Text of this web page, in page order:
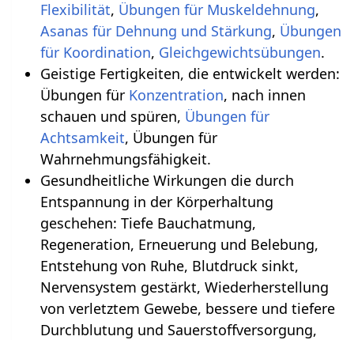
Flexibilität, Übungen für Muskeldehnung,
Asanas für Dehnung und Stärkung, Übungen
für Koordination,
.
Geistige Fertigkeiten, die entwickelt werden:
Übungen für Konzentration, nach innen
schauen und spüren, Übungen für
Achtsamkeit, Übungen für
Wahrnehmungsfähigkeit.
Gesundheitliche Wirkungen die durch
Entspannung in der Körperhaltung
geschehen‏‎: Tiefe Bauchatmung,
Regeneration, Erneuerung und Belebung,
Entstehung von Ruhe, Blutdruck sinkt,
Nervensystem gestärkt, Wiederherstellung
von verletztem Gewebe, bessere und tiefere
Durchblutung und Sauerstoffversorgung,